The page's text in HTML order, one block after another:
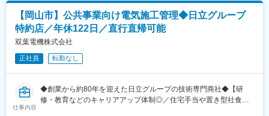
・年間休日128日／土日祝休み
・内勤中心の業務スタイル
・長期常駐なし
・在宅勤務相談可
■ステップアップ
協力施工店の統括や品質管理を担うポジションとして、調整力・
マネジメント力を高めながら、市場価値の高いスキルを身につけ
■業務詳細
・協力施工店との現場打合せ、工事内容の確認
・施工スケジュール・進捗管理
・施工品質のチェック、改善提案
・協力施工店との関係構築、体制整備
※実際の施工作業は発生しません
※ご経験に応じて段階的に業務をお任せします
【岡山市】公共事業向け電気施工管理◆日立グループ
特約店／年休122日／直行直帰可能
双葉電機株式会社
正社員 転勤なし
仕事内容
◆創業から約80年を迎えた日立グループの技術専門商社◆【研
修・教育などのキャリアアップ体制◎／住宅手当や置き型社食等